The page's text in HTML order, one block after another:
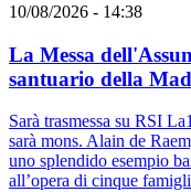
10/08/2026 - 14:38
La Messa
santuario della
Sarà trasmessa su RSI
sarà mons. Alain de
uno splendido esempio
all’opera di cinque